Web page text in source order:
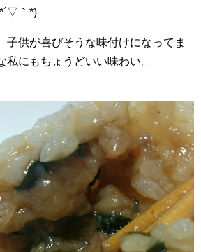
｀*)
子供が喜びそうな味付けになってま
にもちょうどいい味わい。